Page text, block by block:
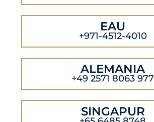
EAU
+971-4512-4010
ALEMANIA
+49 2571 8063 977
SINGAPUR